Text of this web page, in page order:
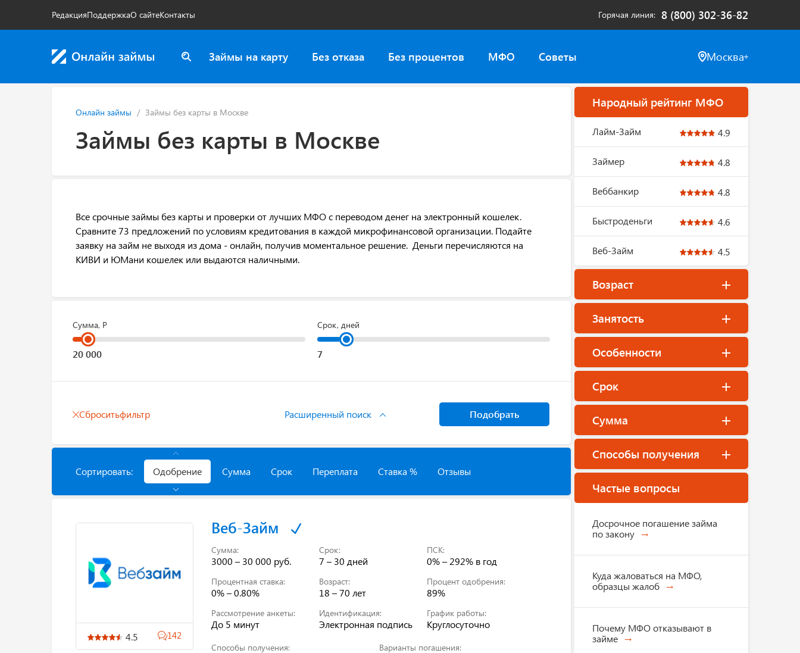
РедакцияПоддержкаО сайтеКонтакты Горячая линия 8 (800) 302-36-82
Займы на карту Без отказа Без процентов МФО Советы Москва
Онлайн займы Займы без карты в Москве
Займы без карты в Москве
Все срочные займы без карты и проверки от лучших МФО с переводом денег на электронный кошелек.
Сравните 73 предложений по условиям кредитования в каждой микрофинансовой организации. Подайте
заявку на займ не выходя из дома - онлайн, получив моментальное решение. Деньги перечисляются на
КИВИ и ЮМани кошелек или выдаются наличными.
Сумма, Р Срок, дней
Сброситьфильтр Расширенный поиск Подобрать
Сортировать: Одобрение Сумма Срок Переплата Ставка % Отзывы
4.5 142
Веб-Займ
Сумма:
3000 – 30 000 руб.
Срок:
7 – 30 дней
ПСК:
0% – 292% в год
Процентная ставка:
0% – 0.80%
Возраст:
18 – 70 лет
Процент одобрения:
89%
Рассмотрение анкеты:
До 5 минут
Идентификация:
Электронная подпись
График работы:
Круглосуточно
Способы получения: Варианты погашения:
Народный рейтинг МФО
Лайм-Займ 4.9
Займер 4.8
Веббанкир 4.8
Быстроденьги 4.6
Веб-Займ 4.5
Возраст
Занятость
Особенности
Срок
Сумма
Способы получения
Частые вопросы
Досрочное погашение займа
по закону
Куда жаловаться на МФО,
образцы жалоб
Почему МФО отказывают в
займе